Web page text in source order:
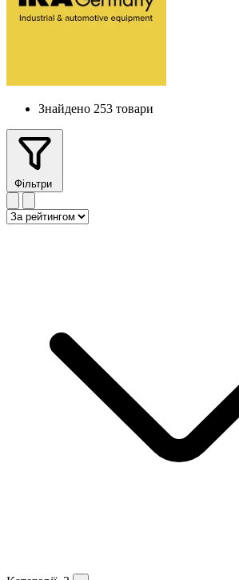
Знайдено 253 товари
Фільтри